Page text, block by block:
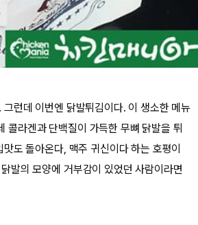
런데 이번엔 닭발튀김이다. 이 생소한 메뉴
콜라겐과 단백질이 가득한 무뼈 닭발을 튀
도 돌아온다, 맥주 귀신이다 하는 호평이
발의 모양에 거부감이 있었던 사람이라면